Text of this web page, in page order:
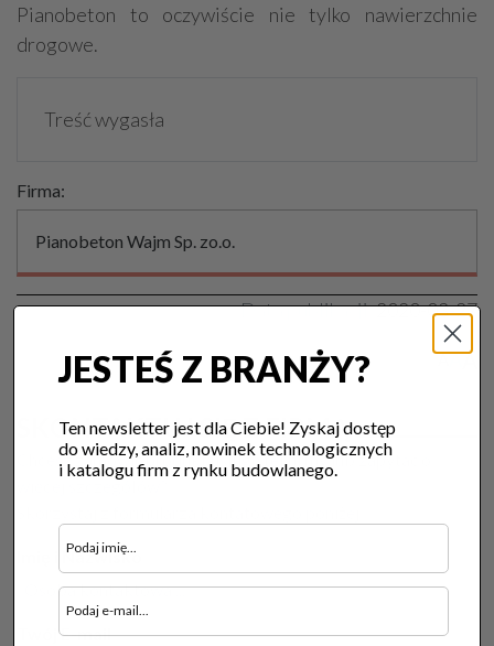
Pianobeton to oczywiście nie tylko nawierzchnie
drogowe.
Treść wygasła
Firma:
Pianobeton Wajm Sp. zo.o.
Data publikacji:2020-03-27
AAA
SKONTAKTUJ SIĘ Z FIRMĄ
Chcesz zamówić produkt usługę tej firmy lub zapytać o
więcej szczegółów?
Imię i Nazwisko
Twój E-mail
JESTEŚ Z BRANŻY?
Ten newsletter jest dla Ciebie! Zyskaj dostęp
do wiedzy, analiz, nowinek technologicznych
i katalogu firm z rynku budowlanego.